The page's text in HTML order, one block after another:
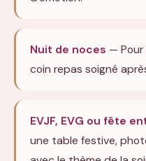
Nuit de noces —
coin repas soigné
EVJF, EVG ou fête
une table festive,